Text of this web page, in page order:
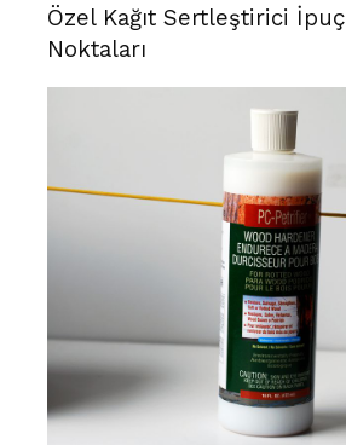
Özel Kağıt Sertleştirici
Noktaları